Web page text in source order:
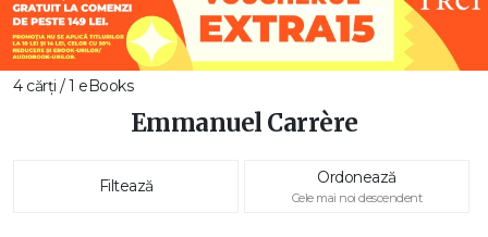
4 cărți / 1 eBooks
Emmanuel Carrère
Filtează Ordonează
Cele mai noi descendent